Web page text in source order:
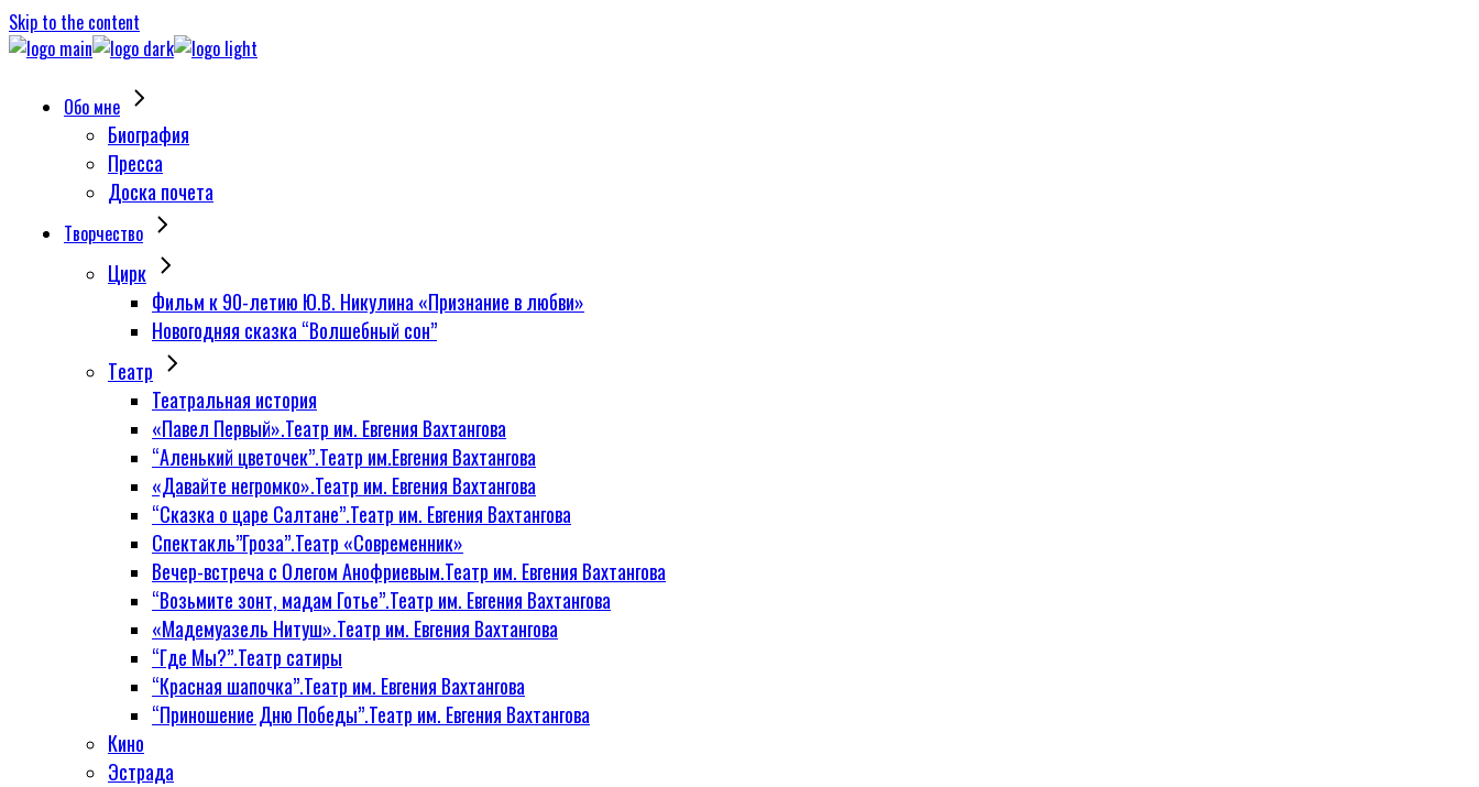
Skip to the content
Обо мне
Биография
Пресса
Доска почета
Творчество
Цирк
Фильм к 90-летию Ю.В. Никулина «Признание в любви»
Новогодняя сказка “Волшебный сон”
Tеатр
Театральная история
«Павел Первый».Театр им. Евгения Вахтангова
“Аленький цветочек”.Театр им.Евгения Вахтангова
«Давайте негромко».Театр им. Евгения Вахтангова
“Сказка о царе Салтане”.Театр им. Евгения Вахтангова
Спектакль”Гроза”.Театр «Современник»
Вечер-встреча с Олегом Анофриевым.Театр им. Евгения Вахтангова
“Возьмите зонт, мадам Готье”.Театр им. Евгения Вахтангова
«Мадемуазель Нитуш».Театр им. Евгения Вахтангова
“Где Мы?”.Театр сатиры
“Красная шапочка”.Театр им. Евгения Вахтангова
“Приношение Дню Победы”.Театр им. Евгения Вахтангова
Кино
Эстрада